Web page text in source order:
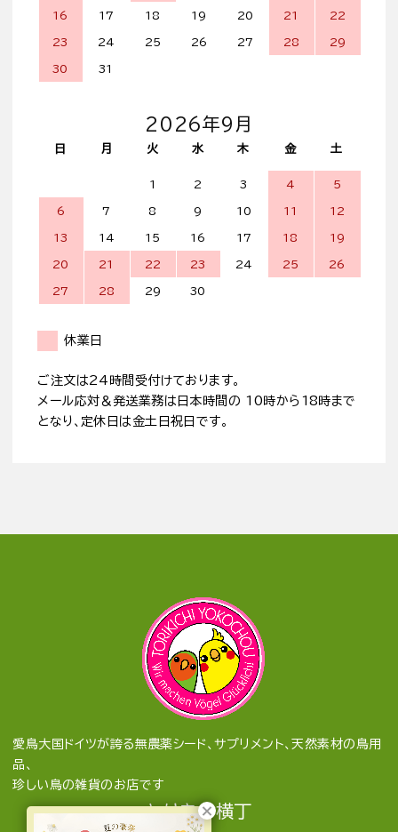
16 17 18 19 20 21 22
23 24 25 26 27 28 29
30 31
2026年9月
日 月 火 水 木 金 土
1 2 3 4 5
6 7 8 9 10 11 12
13 14 15 16 17 18 19
20 21 22 23 24 25 26
27 28 29 30
休業日
ご注文は24時間受付けております。
メール応対＆発送業務は日本時間の 10時から18時まで
となり、定休日は金土日祝日です。
愛鳥大国ドイツが誇る無農薬シード、サプリメント、天然素材の鳥用
品、
珍しい鳥の雑貨のお店です
とりきち横丁